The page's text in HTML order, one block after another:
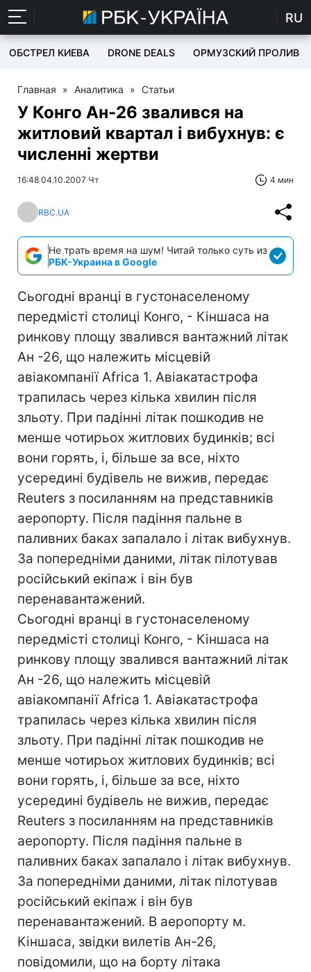
RU
ОБСТРЕЛ КИЕВА DRONE DEALS ОРМУЗСКИЙ ПРОЛИВ
Главная » Аналитика » Статьи
У Конго Ан-26 звалився на
житловий квартал і вибухнув: є
численні жертви
16:48 04.10.2007 Чт 4 мин
RBC.UA
Не трать время на шум! Читай только суть из
РБК-Украина в Google
Сьогодні вранці в густонаселеному
передмісті столиці Конго, - Кіншаса на
ринкову площу звалився вантажний літак
Ан -26, що належить місцевій
авіакомпанії Africa 1. Авіакатастрофа
трапилась через кiлька хвилин після
зльоту. При падінні літак пошкодив не
менше чотирьох житлових будинків; всі
вони горять, і, бiльше за все, ніхто
усередині будівель не вижив, передає
Reuters з посиланням на представників
аеропорту. Після падіння пальне в
паливних баках запалало і літак вибухнув.
За попередніми даними, літак пілотував
російський екіпаж і він був
перенавантажений.
Сьогодні вранці в густонаселеному
передмісті столиці Конго, - Кіншаса на
ринкову площу звалився вантажний літак
Ан -26, що належить місцевій
авіакомпанії Africa 1. Авіакатастрофа
трапилась через кiлька хвилин після
зльоту. При падінні літак пошкодив не
менше чотирьох житлових будинків; всі
вони горять, і, бiльше за все, ніхто
усередині будівель не вижив, передає
Reuters з посиланням на представників
аеропорту. Після падіння пальне в
паливних баках запалало і літак вибухнув.
За попередніми даними, літак пілотував
російський екіпаж і він був
перенавантажений. В аеропорту м.
Кіншаса, звідки вилетів Ан-26,
повідомили, що на борту літака